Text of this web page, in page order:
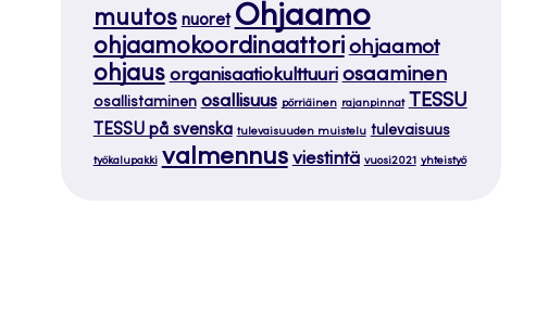
muutos nuoret Ohjaamo
ohjaamokoordinaattori ohjaamot
ohjaus organisaatiokulttuuri osaaminen
osallistaminen osallisuus pörriäinen rajanpinnat TESSU
TESSU på svenska tulevaisuuden muistelu tulevaisuus
työkalupakki valmennus viestintä vuosi2021 yhteistyö